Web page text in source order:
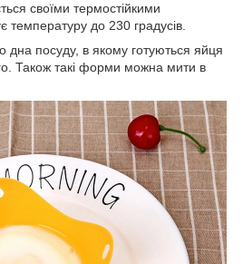
своїми термостійкими
температуру до 230 градусів.
посуду, в якому готуються яйця
Також такі форми можна мити в